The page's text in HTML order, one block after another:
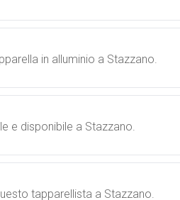
in alluminio a Stazzano.
e disponibile a Stazzano.
tapparellista a Stazzano.